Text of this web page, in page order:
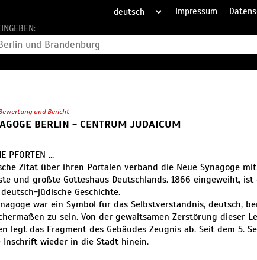
Impressum
und Bericht
BERLIN - CENTRUM JUDAICUM
PFORTEN …
Zitat über ihren Portalen verband die Neue Synagoge
und größte Gotteshaus Deutschlands. 1866 eingeweiht,
jüdische Geschichte.
war ein Symbol für das Selbstverständnis, deutsch,
zu sein. Von der gewaltsamen Zerstörung dieser
legt das Fragment des Gebäudes Zeugnis ab. Seit dem 5.
Inschrift wieder in die Stadt hinein.